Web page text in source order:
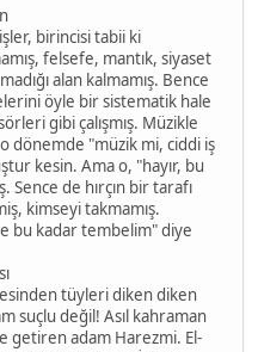
birincisi tabii ki
felsefe, mantık, siyaset
alan kalmamış. Bence
öyle bir sistematik hale
gibi çalışmış. Müzikle
dönemde "müzik mi, ciddi iş
kesin. Ama o, "hayır, bu
Sence de hırçın bir tarafı
kimseyi takmamış.
bu kadar tembelim" diye
tüyleri diken diken
suçlu değil! Asıl kahraman
getiren adam Harezmi. El-